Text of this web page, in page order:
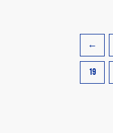
←
19